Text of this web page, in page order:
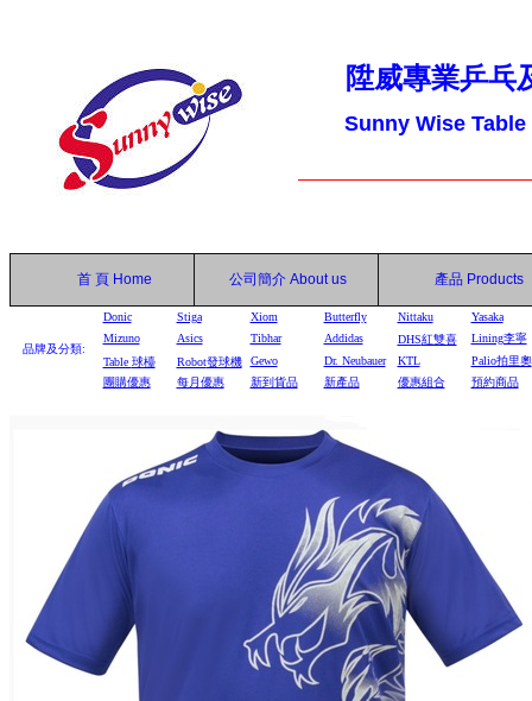
陞威專業乒乓
Sunny Wise
首 頁 Home 公司簡介 About us 產品 Products
品牌及分類:
Donic Stiga Xiom Butterfly Nittaku
Yasaka
Mizuno
Asics Tibhar Addidas DHS紅雙喜
Lining李寧
Table 球檯 Robot發球機 Gewo Dr. Neubauer KTL
Palio拍里奧
團購優惠
每月優惠 新到貨品 新產品 優惠組合 預約商品